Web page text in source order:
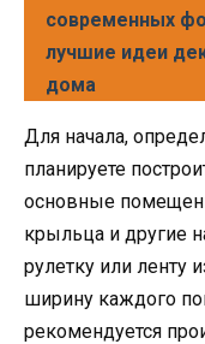
современных
лучшие идеи
дома
Для начала,
планируете
основные
крыльца и другие
рулетку или ленту
ширину каждого
рекомендуется